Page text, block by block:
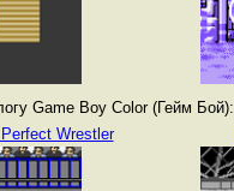
Game Boy Color (Гейм Бой):
Wrestler